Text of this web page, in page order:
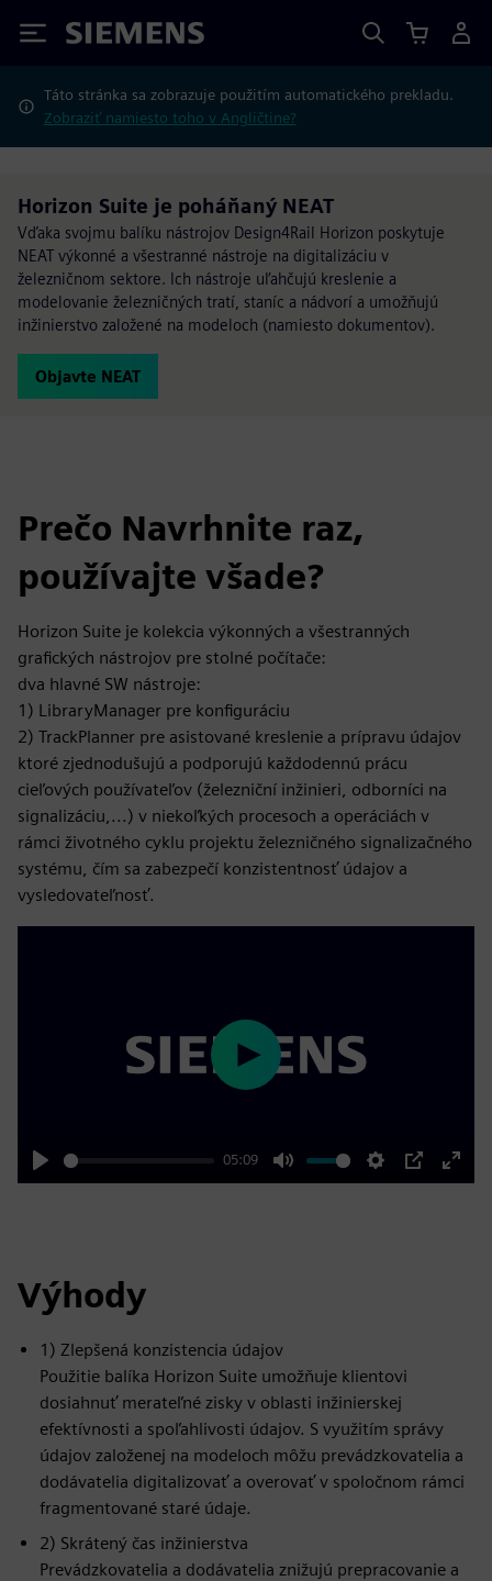
Siemens
Táto stránka sa zobrazuje použitím automatického prekladu.
Zobraziť namiesto toho v Angličtine?
Horizon Suite je poháňaný NEAT
Vďaka svojmu balíku nástrojov Design4Rail Horizon poskytuje
NEAT výkonné a všestranné nástroje na digitalizáciu v
železničnom sektore. Ich nástroje uľahčujú kreslenie a
modelovanie železničných tratí, staníc a nádvorí a umožňujú
inžinierstvo založené na modeloch (namiesto dokumentov).
Objavte NEAT
Prečo Navrhnite raz,
používajte všade?
Horizon Suite je kolekcia výkonných a všestranných
grafických nástrojov pre stolné počítače:
dva hlavné SW nástroje:
1) LibraryManager pre konfiguráciu
2) TrackPlanner pre asistované kreslenie a prípravu údajov
ktoré zjednodušujú a podporujú každodennú prácu
cieľových používateľov (železniční inžinieri, odborníci na
signalizáciu,...) v niekoľkých procesoch a operáciách v
rámci životného cyklu projektu železničného signalizačného
systému, čím sa zabezpečí konzistentnosť údajov a
vysledovateľnosť.
Play
05:09
Mute Settings
PIP
Enter
Play
Výhody
1) Zlepšená konzistencia údajov
Použitie balíka Horizon Suite umožňuje klientovi
dosiahnuť merateľné zisky v oblasti inžinierskej
efektívnosti a spoľahlivosti údajov. S využitím správy
údajov založenej na modeloch môžu prevádzkovatelia a
dodávatelia digitalizovať a overovať v spoločnom rámci
fragmentované staré údaje.
2) Skrátený čas inžinierstva
Prevádzkovatelia a dodávatelia znižujú prepracovanie a